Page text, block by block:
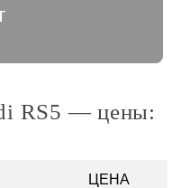
RS5 — цены:
ЦЕНА